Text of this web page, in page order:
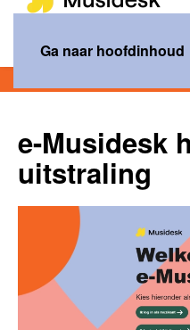
Ga naar hoofdinhoud
e-Musidesk
uitstraling